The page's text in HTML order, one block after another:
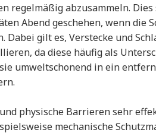
regelmäßig abzusammeln.
Abend geschehen, wenn die
Dabei gilt es, Verstecke und
da diese häufig als
umweltschonend in ein
physische Barrieren sehr
mechanische